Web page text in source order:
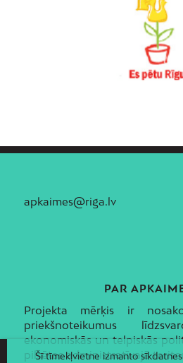
apkaimes@riga.lv
PAR
Projekta mērķis ir
priekšnoteikumus
ekonomiskās un telpiskās
pilsētas administratīvajā
Šī tīmekļvietne izmanto